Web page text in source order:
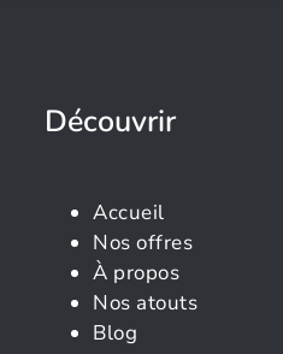
Découvrir
Accueil
Nos offres
À propos
Nos atouts
Blog